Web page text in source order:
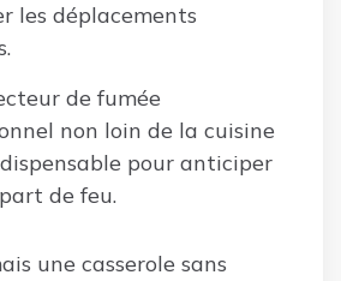
les déplacements
de fumée
non loin de la cuisine
pour anticiper
de feu.
une casserole sans